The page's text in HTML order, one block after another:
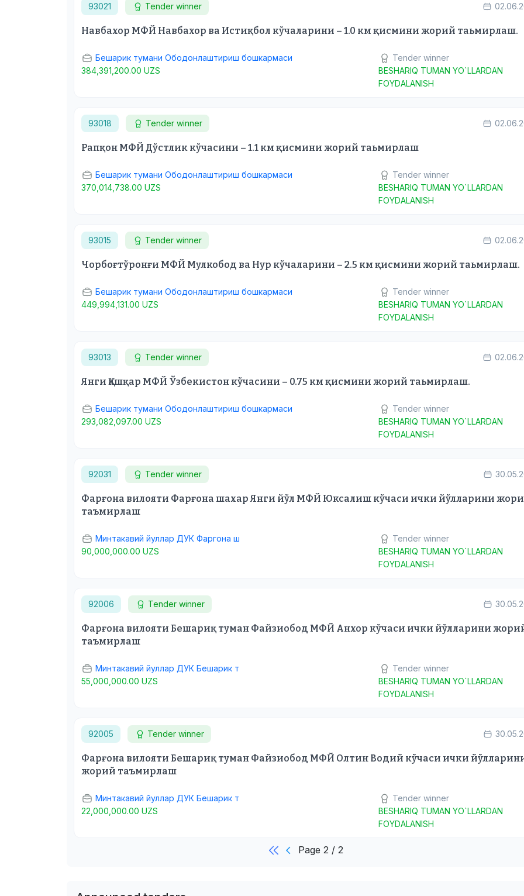
93021 Tender winner
Навбахор МФЙ Навбахор ва Истиқбол кўчаларини – 1.0 км қисмини жорий таьмирлаш.
Бешарик тумани Ободонлаштириш бошкармаси
384,391,200.00 UZS
Tender winner
BESHARIQ TUMAN YO`LLARDAN
FOYDALANISH
93018 Tender winner
Рапқон МФЙ Дўстлик кўчасини – 1.1 км қисмини жорий таьмирлаш
Бешарик тумани Ободонлаштириш бошкармаси
370,014,738.00 UZS
Tender winner
BESHARIQ TUMAN YO`LLARDAN
FOYDALANISH
93015 Tender winner
Чорбоғтўронғи МФЙ Мулкобод ва Нур кўчаларини – 2.5 км қисмини жорий таьмирлаш.
Бешарик тумани Ободонлаштириш бошкармаси
449,994,131.00 UZS
Tender winner
BESHARIQ TUMAN YO`LLARDAN
FOYDALANISH
93013 Tender winner
Янги Қашқар МФЙ Ўзбекистон кўчасини – 0.75 км қисмини жорий таьмирлаш.
Бешарик тумани Ободонлаштириш бошкармаси
293,082,097.00 UZS
Tender winner
BESHARIQ TUMAN YO`LLARDAN
FOYDALANISH
92031 Tender winner
Фарғона вилояти Фарғона шахар Янги йўл МФЙ Юксалиш кўчаси ички йўлларини
таъмирлаш
Минтакавий йуллар ДУК Фаргона ш
90,000,000.00 UZS
Tender winner
BESHARIQ TUMAN YO`LLARDAN
FOYDALANISH
92006 Tender winner
Фарғона вилояти Бешариқ туман Файзиобод МФЙ Анхор кўчаси ички йўлларини
таъмирлаш
Минтакавий йуллар ДУК Бешарик т
55,000,000.00 UZS
Tender winner
BESHARIQ TUMAN YO`LLARDAN
FOYDALANISH
92005 Tender winner
Фарғона вилояти Бешариқ туман Файзиобод МФЙ Олтин Водий кўчаси ички
жорий таъмирлаш
Минтакавий йуллар ДУК Бешарик т
22,000,000.00 UZS
Tender winner
BESHARIQ TUMAN YO`LLARDAN
FOYDALANISH
Page 2 / 2